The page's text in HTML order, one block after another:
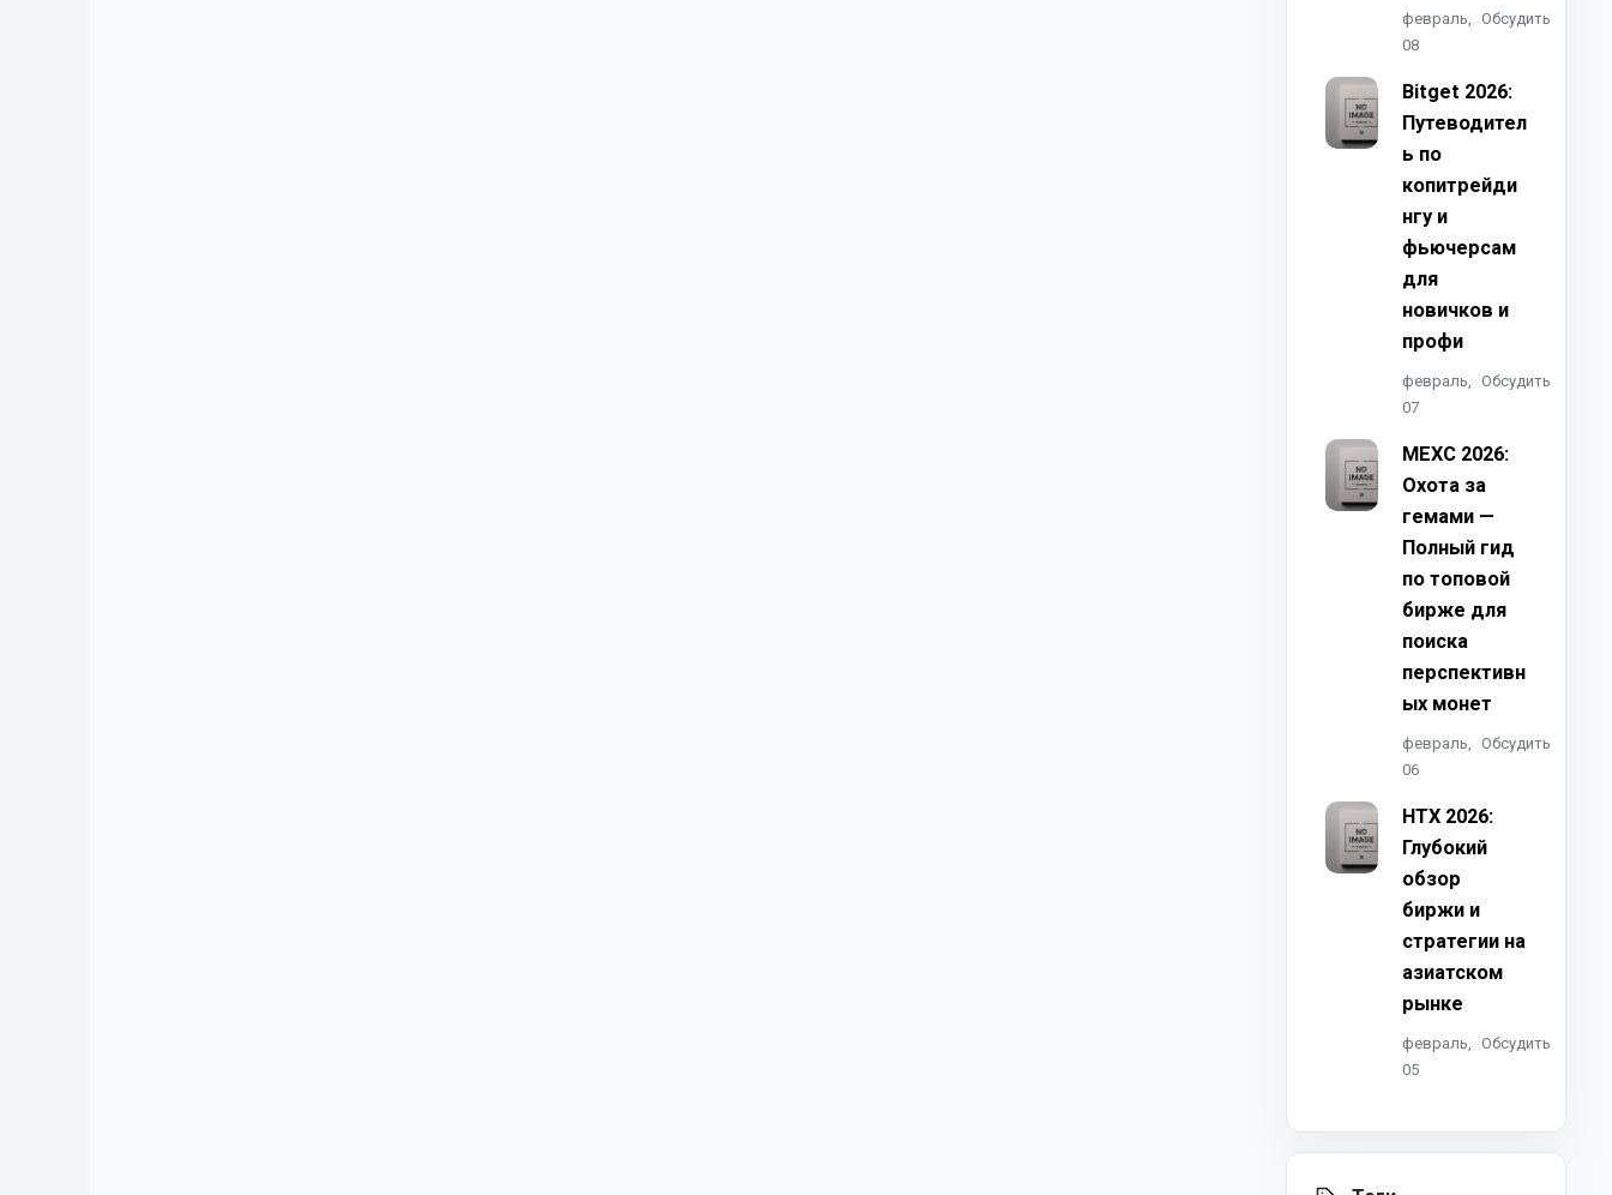
февраль,
08
Обсудить
Bitget 2026:
Путеводител
ь по
копитрейди
нгу и
фьючерсам
для
новичков и
профи
февраль,
07
Обсудить
MEXC 2026:
Охота за
гемами —
Полный гид
по топовой
бирже для
поиска
перспективн
ых монет
февраль,
06
Обсудить
HTX 2026:
Глубокий
обзор
биржи и
стратегии на
азиатском
рынке
февраль,
05
Обсудить